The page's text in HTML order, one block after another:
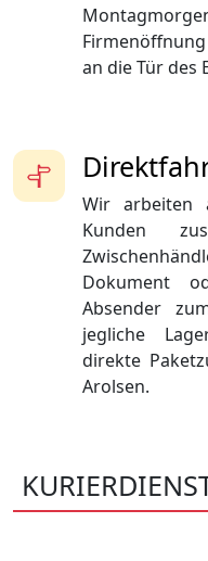
Wir arbeiten
Kunden
Dokument
Absender
jegliche
direkte
Arolsen.
an die Tür des